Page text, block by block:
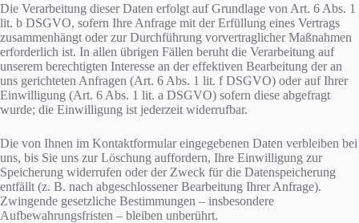
Die Verarbeitung dieser Daten erfolgt auf Grundlage von Art. 6 Abs. 1
lit. b DSGVO, sofern Ihre Anfrage mit der Erfüllung eines Vertrags
zusammenhängt oder zur Durchführung vorvertraglicher Maßnahmen
erforderlich ist. In allen übrigen Fällen beruht die Verarbeitung auf
unserem berechtigten Interesse an der effektiven Bearbeitung der an
uns gerichteten Anfragen (Art. 6 Abs. 1 lit. f DSGVO) oder auf Ihrer
Einwilligung (Art. 6 Abs. 1 lit. a DSGVO) sofern diese abgefragt
wurde; die Einwilligung ist jederzeit widerrufbar.
Die von Ihnen im Kontaktformular eingegebenen Daten verbleiben bei
uns, bis Sie uns zur Löschung auffordern, Ihre Einwilligung zur
Speicherung widerrufen oder der Zweck für die Datenspeicherung
entfällt (z. B. nach abgeschlossener Bearbeitung Ihrer Anfrage).
Zwingende gesetzliche Bestimmungen – insbesondere
Aufbewahrungsfristen – bleiben unberührt.